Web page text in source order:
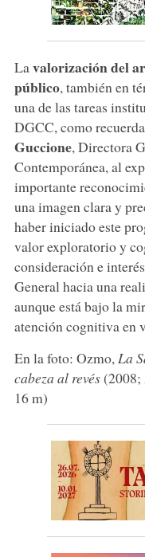
La valorización del
público, también en
una de las tareas
DGCC, como
Guccione, Directora
Contemporánea, al
importante
una imagen clara y
haber iniciado este
valor exploratorio y
consideración e
General hacia una
aunque está bajo la
atención cognitiva en
En la foto: Ozmo, La
cabeza al revés(2008;
16 m)